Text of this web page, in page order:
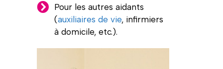
Pour les autres aidants
(auxiliaires de vie, infirmiers
à domicile, etc.).